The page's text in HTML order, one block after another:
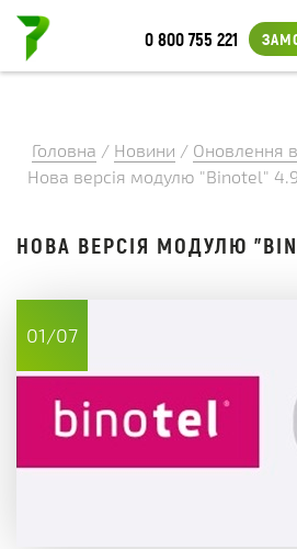
0 800 755 221
Головна / Новини / Оновлення
Нова версія модулю "Binotel" 4.9
НОВА ВЕРСІЯ МОДУЛЮ
01/07